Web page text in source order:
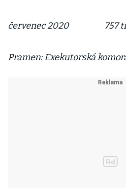
červenec 2020 757
Pramen: Exekutorská